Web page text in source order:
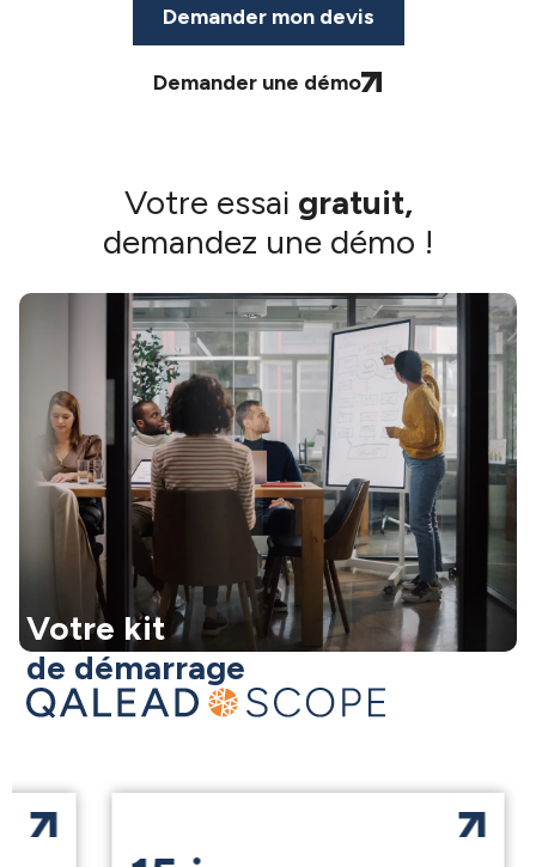
Demander mon devis
Demander une démo
Votre essai gratuit,
demandez une démo !
Votre kit
de démarrage